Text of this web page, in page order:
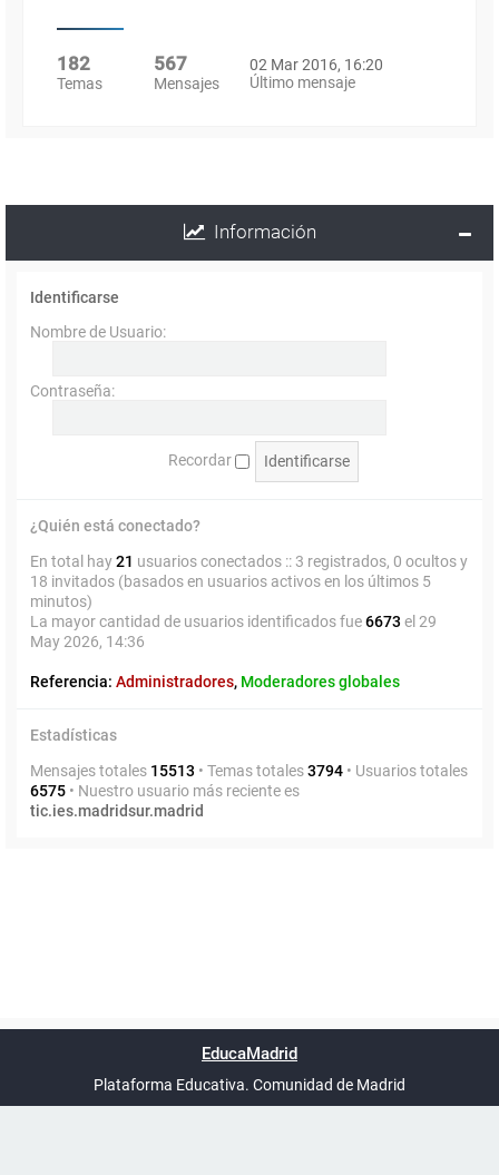
182
Temas
567
Mensajes
02 Mar 2016, 16:20
Último mensaje
Información
Identificarse
Nombre de Usuario:
Contraseña:
Recordar
¿Quién está conectado?
En total hay21 usuarios conectados :: 3 registrados, 0 ocultos y
18 invitados (basados en usuarios activos en los últimos 5
minutos)
La mayor cantidad de usuarios identificados fue6673 el 29
May 2026, 14:36
Referencia: Administradores, Moderadores globales
Estadísticas
Mensajes totales 15513 • Temas totales3794 • Usuarios totales
6575 • Nuestro usuario más reciente es
tic.ies.madridsur.madrid
UTC+02:00
phpBB España
EducaMadrid
Plataforma Educativa. Comunidad de Madrid